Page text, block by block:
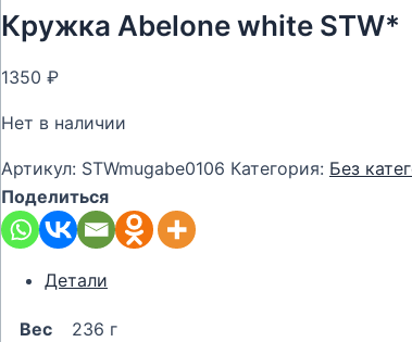
Кружка Abelone white STW*
1350 ₽
Нет в наличии
Артикул: STWmugabe0106 Категория: Без
Поделиться
Детали
Вес 236 г